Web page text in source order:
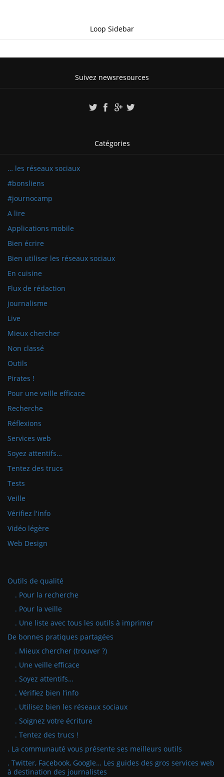
Loop Sidebar
Suivez newsresources
Catégories
… les réseaux sociaux
#bonsliens
#journocamp
A lire
Applications mobile
Bien écrire
Bien utiliser les réseaux sociaux
En cuisine
Flux de rédaction
journalisme
Live
Mieux chercher
Non classé
Outils
Pirates !
Pour une veille efficace
Recherche
Réflexions
Services web
Soyez attentifs…
Tentez des trucs
Tests
Veille
Vérifiez l'info
Vidéo légère
Web Design
Outils de qualité
. Pour la recherche
. Pour la veille
. Une liste avec tous les outils à imprimer
De bonnes pratiques partagées
. Mieux chercher (trouver ?)
. Une veille efficace
. Soyez attentifs…
. Vérifiez bien l’info
. Utilisez bien les réseaux sociaux
. Soignez votre écriture
. Tentez des trucs !
. La communauté vous présente ses meilleurs outils
. Twitter, Facebook, Google… Les guides des gros services web
à destination des journalistes